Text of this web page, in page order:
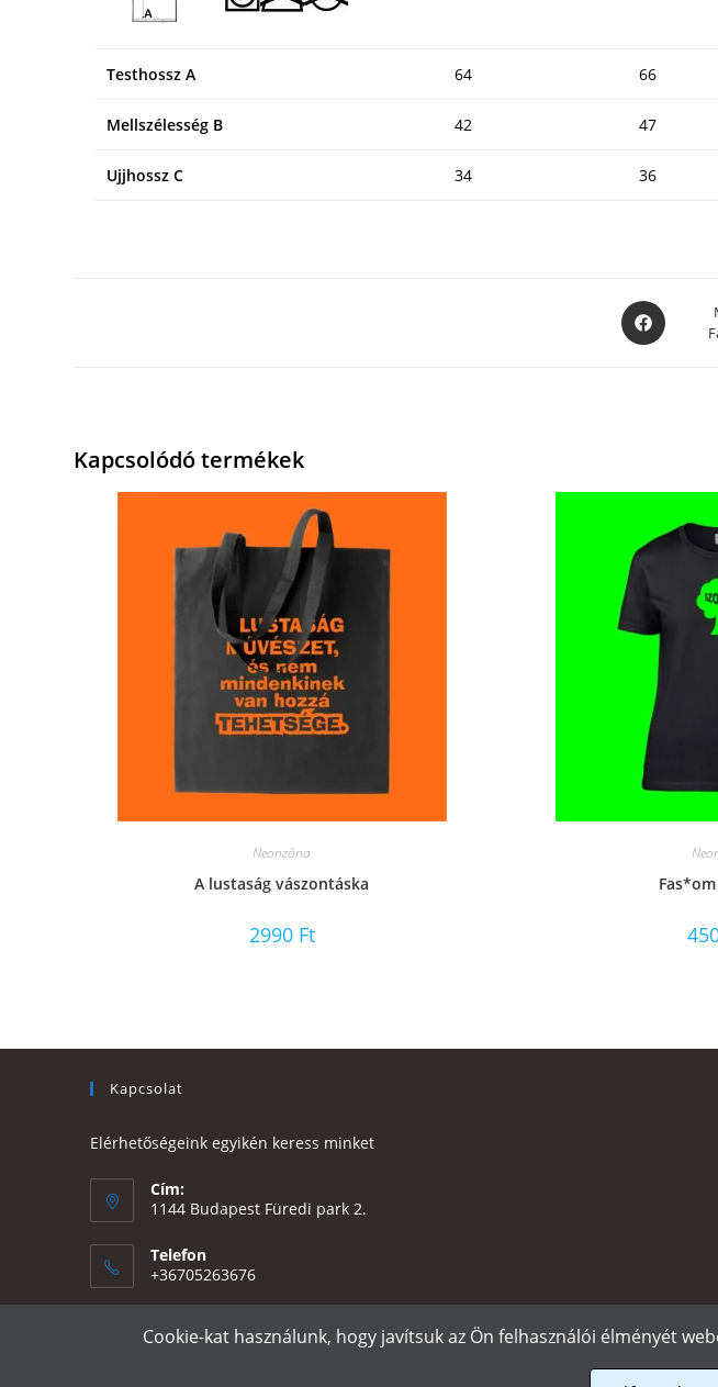
Testhossz A 64 66
Mellszélesség B 42 47
Ujjhossz C 34 36
Opens
in
Kapcsolódó termékek
Neonzóna
A lustaság vászontáska
2990 Ft
Kapcsolat
Elérhetőségeink egyikén keress minket
Cím:
1144 Budapest Füredi park 2.
Telefon
+36705263676
eszter@e-design.huOpens
Cookie-kat használunk, hogy javítsuk az Ön felhasználói élményét